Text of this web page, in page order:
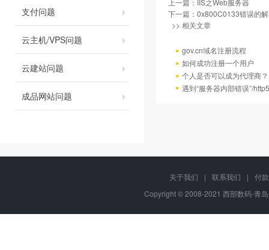
支付问题
云主机/VPS问题
云建站问题
成品网站问题
上一篇： IIS之Web服务器
下一篇： 0x800C0133错误的
>> 相关文章
gov.cn域名注册流程
如何成功注册一个用户
个人是否可以成为代理商？
遇到“服务器内部错误”/
关于我们 | 联系我们 |
付
Copyright © 2008-2021 西部数码-青